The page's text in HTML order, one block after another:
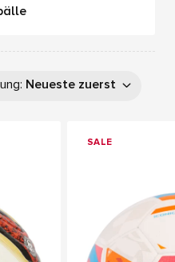
: Neueste zuerst
SALE